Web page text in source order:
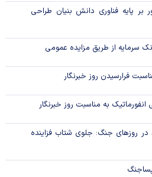
پایه فناوری دانش بنیان طراحی
سرمایه از طریق مزایده عمومی
فرارسیدن روز خبرنگار
به مناسبت روز خبرنگار
روزهای جنگ: جلوی شتاب فزاینده